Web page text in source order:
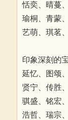
恬奕、晴蔓
瑜桐、青蒙
艺萌、琪茗
印象深刻的
延忆、图颂
贤宁、传胜
骐盛、铭宏
浩哲、瑞宗